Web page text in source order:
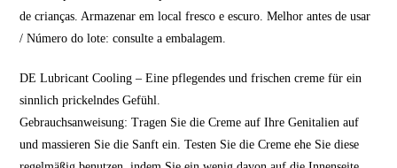
de crianças. Armazenar em local fresco e escuro. Melhor antes de usar
/ Número do lote: consulte a embalagem.
DE Lubricant Cooling – Eine pflegendes und frischen creme für ein
sinnlich prickelndes Gefühl.
Gebrauchsanweisung: Tragen Sie die Creme auf Ihre Genitalien auf
und massieren Sie die Sanft ein. Testen Sie die Creme ehe Sie diese